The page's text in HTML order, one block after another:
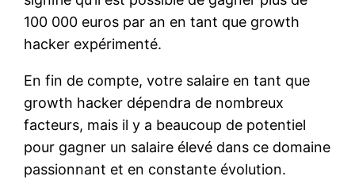
100 000 euros par an en tant que growth
hacker expérimenté.
En fin de compte, votre salaire en tant que
growth hacker dépendra de nombreux
facteurs, mais il y a beaucoup de potentiel
pour gagner un salaire élevé dans ce domaine
passionnant et en constante évolution.